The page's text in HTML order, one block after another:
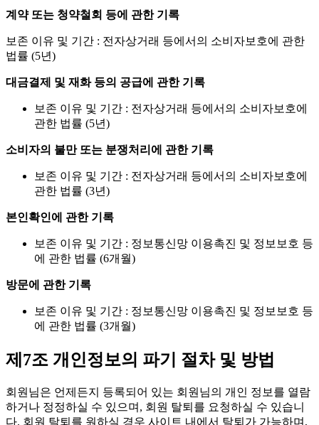
계약 또는 청약철회 등에 관한 기록
보존 이유 및 기간 : 전자상거래 등에서의 소비자보호에 관한
법률 (5년)
대금결제 및 재화 등의 공급에 관한 기록
보존 이유 및 기간 : 전자상거래 등에서의 소비자보호에
관한 법률 (5년)
소비자의 불만 또는 분쟁처리에 관한 기록
보존 이유 및 기간 : 전자상거래 등에서의 소비자보호에
관한 법률 (3년)
본인확인에 관한 기록
보존 이유 및 기간 : 정보통신망 이용촉진 및 정보보호 등
에 관한 법률 (6개월)
방문에 관한 기록
보존 이유 및 기간 : 정보통신망 이용촉진 및 정보보호 등
에 관한 법률 (3개월)
제7조 개인정보의 파기 절차 및 방법
회원님은 언제든지 등록되어 있는 회원님의 개인 정보를 열람
하거나 정정하실 수 있으며, 회원 탈퇴를 요청하실 수 있습니
다. 회원 탈퇴를 원하실 경우 사이트 내에서 탈퇴가 가능하며,